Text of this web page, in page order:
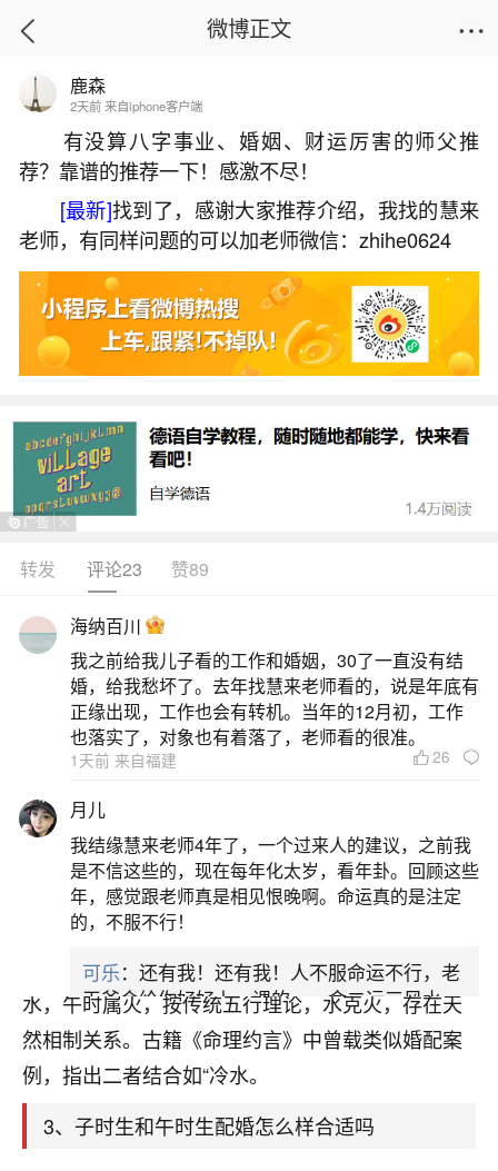
首页
午时和子时合八字吗？
2026-07-01 08:24:01 25 1 赞
生活中像午时和子时合八字吗？都是很常见的
问题，但是小问题不注意可能会引起大麻烦，下面
就这个问题给大家做一些解读：
1、午时和子时合不合
午时和子时在传统命理中属于“子午冲”，水火相
克，一般认为不太相合。子时属水，代表阴气最
盛；午时属火，代表阳气最旺。两者在五行中本就
泼火”或“红铁入水”，易起剧烈冲突。《命理约言》
等古籍提到，子午相冲易带来性格矛盾、情绪波
动、感情不稳等问题。比如午时出生者可能外显刚
强急躁，子时出
2、子时女与午时男的人结婚会怎么样
子时女与午时男结婚，民间认为水火相冲，易
有性格冲突、沟通不畅、家庭矛盾多等问题，但实
际是否合适，关键要看双方完整八字的五行平衡与
相互补益情况，不能单凭出生时辰断定。子时属
水，午时属火，按传统五行理论，水克火，存在天
然相制关系。古籍《命理约言》中曾载类似婚配案
例，指出二者结合如“冷水。
3、子时生和午时生配婚怎么样合适吗
微博正文
鹿森
2天前 来自iphone客户端
有没算八字事业、婚姻、财运厉害的师父推
荐？靠谱的推荐一下！感激不尽！
[最新]找到了，感谢大家推荐介绍，我找的慧来
老师，有同样问题的可以加老师微信：zhihe0624
转发 评论23 赞89
海纳百川
我之前给我儿子看的工作和婚姻，30了一直没有结
婚，给我愁坏了。去年找慧来老师看的，说是年底有
正缘出现，工作也会有转机。当年的12月初，工作
也落实了，对象也有着落了，老师看的很准。
1天前 来自福建 26
月儿
我结缘慧来老师4年了，一个过来人的建议，之前我
是不信这些的，现在每年化太岁，看年卦。回顾这些
年，感觉跟老师真是相见恨晚啊。命运真的是注定
的，不服不行！
可乐：还有我！还有我！人不服命运不行，老
天爷会给你好好上一课的。一命二运三风水，
哪样不服都不行！
平安是福：我也是每年找老师化太岁，看年
卦，认识老师3年了，都是缘分啊！
17分钟前 来自湖北